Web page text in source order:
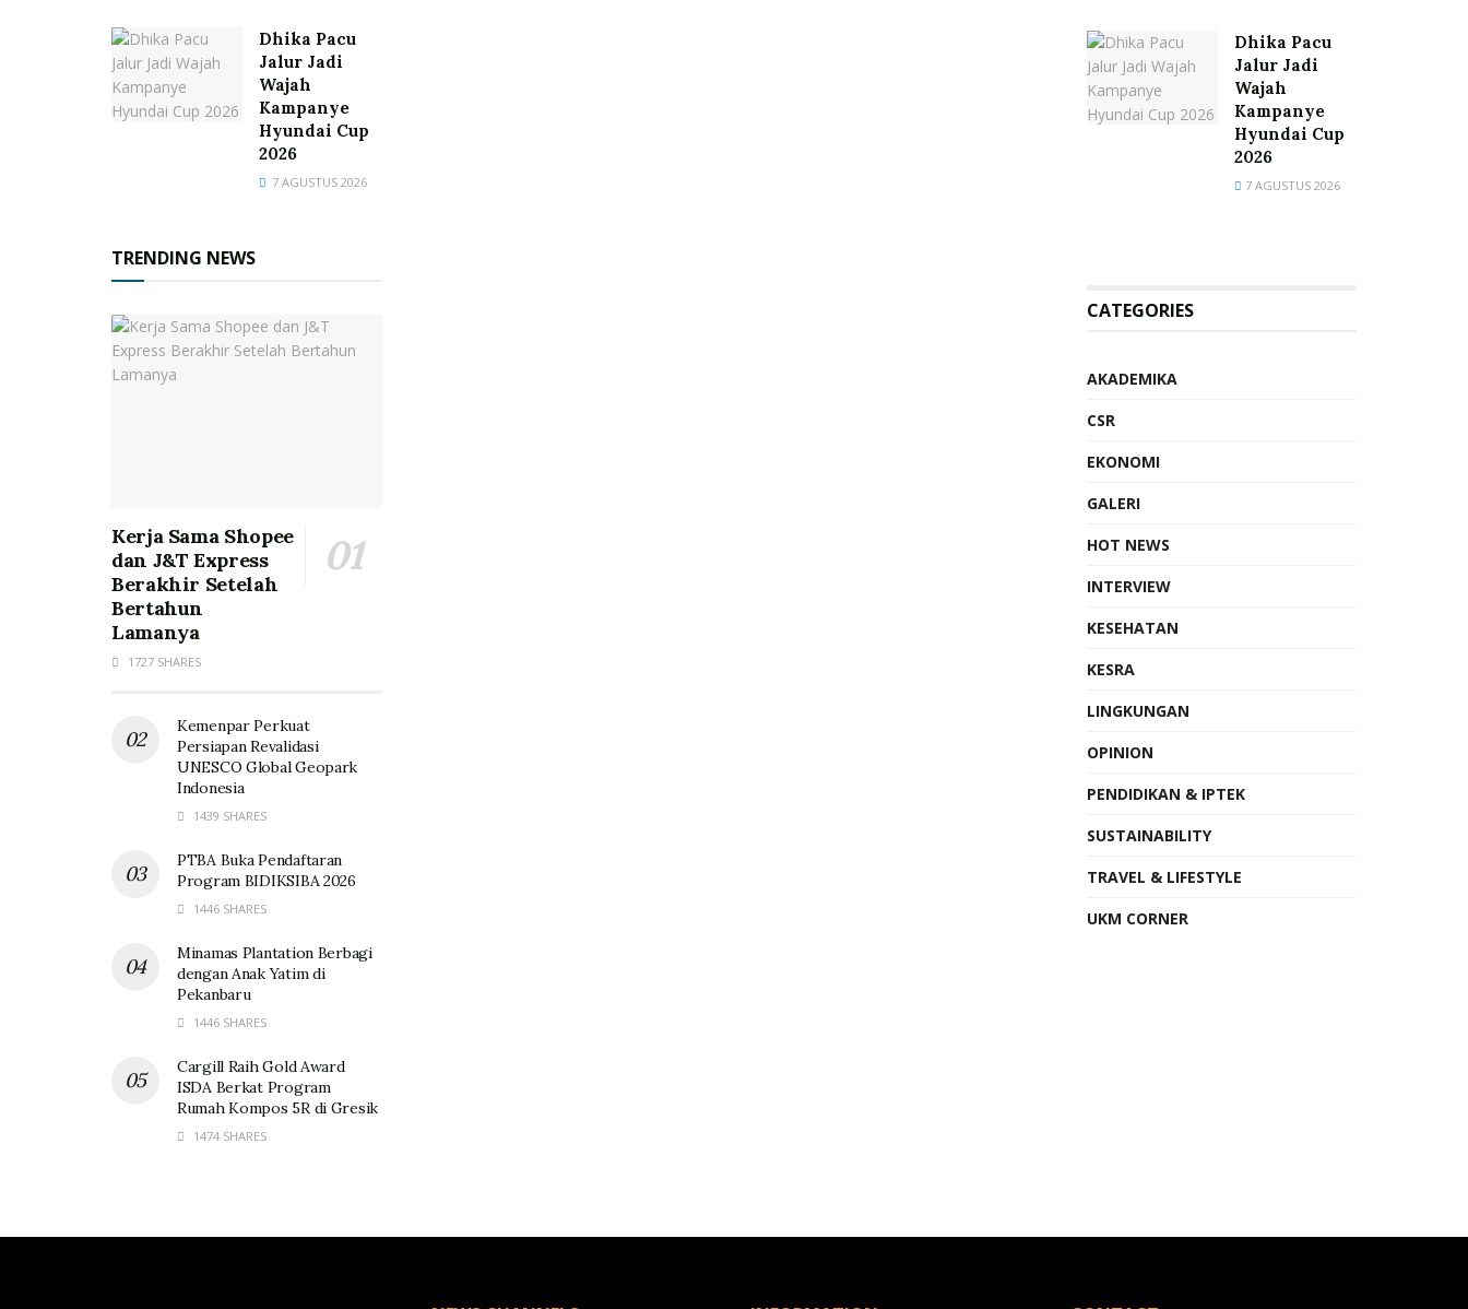
Dhika Pacu
Jalur Jadi
Wajah
Kampanye
Hyundai Cup
2026
7 AGUSTUS 2026
TRENDING NEWS
Kerja Sama Shopee
dan J&T Express
Berakhir Setelah
Bertahun
Lamanya
1727 SHARES
Kemenpar Perkuat
Persiapan Revalidasi
UNESCO Global Geopark
Indonesia
1439 SHARES
PTBA Buka Pendaftaran
Program BIDIKSIBA 2026
1446 SHARES
Minamas Plantation Berbagi
dengan Anak Yatim di
Pekanbaru
1446 SHARES
Cargill Raih Gold Award
ISDA Berkat Program
Rumah Kompos 5R di Gresik
1474 SHARES
Dhika Pacu
Jalur Jadi
Wajah
Kampanye
Hyundai Cup
2026
7 AGUSTUS 2026
CATEGORIES
AKADEMIKA
CSR
EKONOMI
GALERI
HOT NEWS
INTERVIEW
KESEHATAN
KESRA
LINGKUNGAN
OPINION
PENDIDIKAN & IPTEK
SUSTAINABILITY
TRAVEL & LIFESTYLE
UKM CORNER